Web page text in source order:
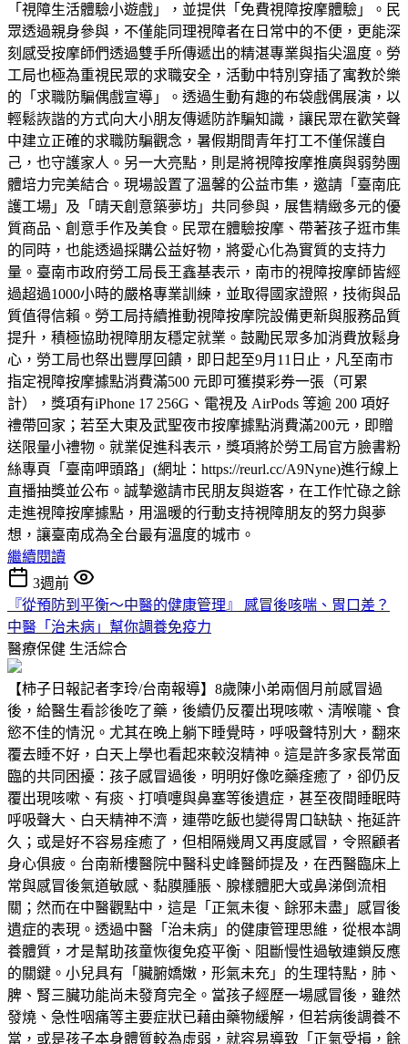
「視障生活體驗小遊戲」，並提供「免費視障按摩體驗」。民
眾透過親身參與，不僅能同理視障者在日常中的不便，更能深
刻感受按摩師們透過雙手所傳遞出的精湛專業與指尖溫度。勞
工局也極為重視民眾的求職安全，活動中特別穿插了寓教於樂
的「求職防騙偶戲宣導」。透過生動有趣的布袋戲偶展演，以
輕鬆詼諧的方式向大小朋友傳遞防詐騙知識，讓民眾在歡笑聲
中建立正確的求職防騙觀念，暑假期間青年打工不僅保護自
己，也守護家人。另一大亮點，則是將視障按摩推廣與弱勢團
體培力完美結合。現場設置了溫馨的公益市集，邀請「臺南庇
護工場」及「晴天創意築夢坊」共同參與，展售精緻多元的優
質商品、創意手作及美食。民眾在體驗按摩、帶著孩子逛市集
的同時，也能透過採購公益好物，將愛心化為實質的支持力
量。臺南市政府勞工局長王鑫基表示，南市的視障按摩師皆經
過超過1000小時的嚴格專業訓練，並取得國家證照，技術與品
質值得信賴。勞工局持續推動視障按摩院設備更新與服務品質
提升，積極協助視障朋友穩定就業。鼓勵民眾多加消費放鬆身
心，勞工局也祭出豐厚回饋，即日起至9月11日止，凡至南市
指定視障按摩據點消費滿500 元即可獲摸彩券一張（可累
計），獎項有iPhone 17 256G、電視及 AirPods 等逾 200 項好
禮帶回家；若至大東及武聖夜市按摩據點消費滿200元，即贈
送限量小禮物。就業促進科表示，獎項將於勞工局官方臉書粉
絲專頁「臺南呷頭路」(網址：https://reurl.cc/A9Nyne)進行線上
直播抽獎並公布。誠摯邀請市民朋友與遊客，在工作忙碌之餘
走進視障按摩據點，用溫暖的行動支持視障朋友的努力與夢
想，讓臺南成為全台最有溫度的城市。
繼續閱讀
3週前
『從預防到平衡～中醫的健康管理』 感冒後咳喘、胃口差？
中醫「治未病」幫你調養免疫力
醫療保健 生活綜合
【柿子日報記者李玲/台南報導】8歲陳小弟兩個月前感冒過
後，給醫生看診後吃了藥，後續仍反覆出現咳嗽、清喉嚨、食
慾不佳的情況。尤其在晚上躺下睡覺時，呼吸聲特別大，翻來
覆去睡不好，白天上學也看起來較沒精神。這是許多家長常面
臨的共同困擾：孩子感冒過後，明明好像吃藥痊癒了，卻仍反
覆出現咳嗽、有痰、打噴嚏與鼻塞等後遺症，甚至夜間睡眠時
呼吸聲大、白天精神不濟，連帶吃飯也變得胃口缺缺、拖延許
久；或是好不容易痊癒了，但相隔幾周又再度感冒，令照顧者
身心俱疲。台南新樓醫院中醫科史峰醫師提及，在西醫臨床上
常與感冒後氣道敏感、黏膜腫脹、腺樣體肥大或鼻涕倒流相
關；然而在中醫觀點中，這是「正氣未復、餘邪未盡」感冒後
遺症的表現。透過中醫「治未病」的健康管理思維，從根本調
養體質，才是幫助孩童恢復免疫平衡、阻斷慢性過敏連鎖反應
的關鍵。小兒具有「臟腑嬌嫩，形氣未充」的生理特點，肺、
脾、腎三臟功能尚未發育完全。當孩子經歷一場感冒後，雖然
發燒、急性咽痛等主要症狀已藉由藥物緩解，但若病後調養不
當，或是孩子本身體質較為虛弱，就容易導致「正氣受損，餘